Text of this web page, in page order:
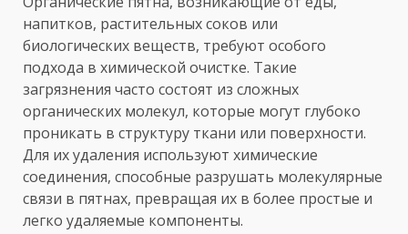
напитков, растительных соков или
биологических веществ, требуют особого
подхода в химической очистке. Такие
загрязнения часто состоят из сложных
органических молекул, которые могут глубоко
проникать в структуру ткани или поверхности.
Для их удаления используют химические
соединения, способные разрушать молекулярные
связи в пятнах, превращая их в более простые и
легко удаляемые компоненты.